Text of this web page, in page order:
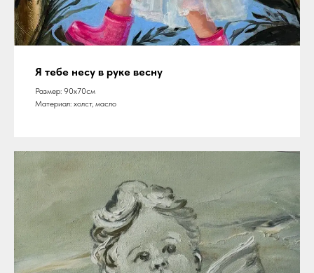
Я тебе несу в руке весну
Размер: 90х70см
Материал: холст, масло